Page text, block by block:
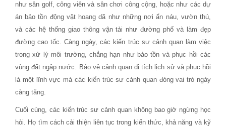
như sân golf, công viên và sân chơi công cộng, hoặc như các dự
án bảo tồn động vật hoang dã như những nơi ẩn náu, vườn thú,
và các hệ thống giao thông vận tải như đường phố và làm đẹp
đường cao tốc. Càng ngày, các kiến trúc sư cảnh quan làm việc
trong xử lý môi trường, chẳng hạn như bảo tồn và phục hồi các
vùng đất ngập nước. Bảo vệ cảnh quan di tích lịch sử và phục hồi
là một lĩnh vực mà các kiến trúc sư cảnh quan đóng vai trò ngày
càng tăng.
Cuối cùng, các kiến trúc sư cảnh quan không bao giờ ngừng học
hỏi. Họ tìm cách cải thiện liên tục trong kiến thức, khả năng và kỹ